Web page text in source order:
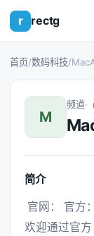
r rectg
首页/数码科技/
M
频道
简介
欢迎通过官